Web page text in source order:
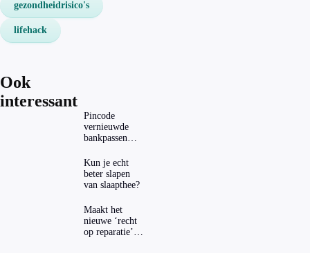
gezondheidrisico's
lifehack
Ook
interessant
Pincode
vernieuwde
bankpassen
ING-app: is dat
wel veilig?
Kun je echt
beter slapen
van slaapthee?
Maakt het
nieuwe ‘recht
op reparatie’